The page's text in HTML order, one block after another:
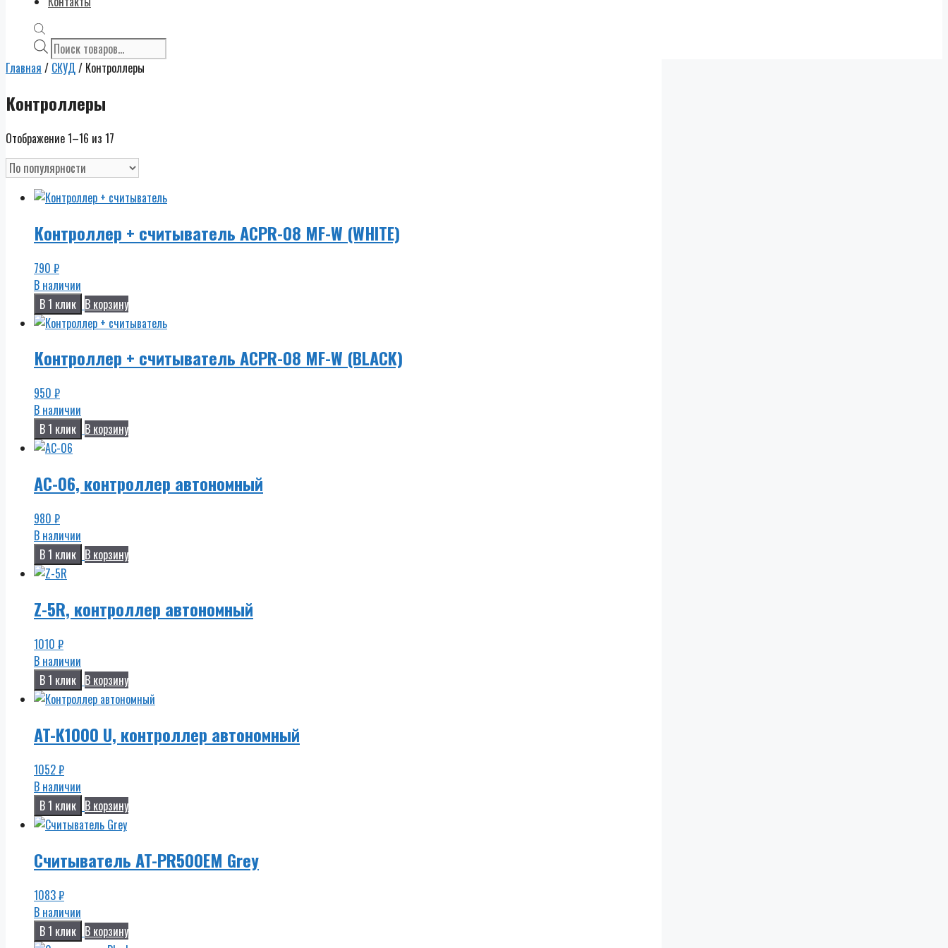
Поиск
товаров
Главная / СКУД/ Контроллеры
Контроллеры
Отображение 1–16 из 17
Контроллер + считыватель ACPR-08 MF-W (WHITE)
790 ₽
В наличии
В 1 клик В корзину
Контроллер + считыватель ACPR-08 MF-W (BLACK)
950 ₽
В наличии
В 1 клик В корзину
AC-06, контроллер автономный
980 ₽
В наличии
В 1 клик В корзину
Z-5R, контроллер автономный
1010 ₽
В наличии
В 1 клик В корзину
AT-K1000 U, контроллер автономный
1052₽
В наличии
В 1 клик В корзину
Считыватель AT-PR500EM Grey
1083₽
В наличии
В 1 клик В корзину